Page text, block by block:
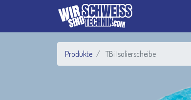
Produkte TBi Isolierscheibe